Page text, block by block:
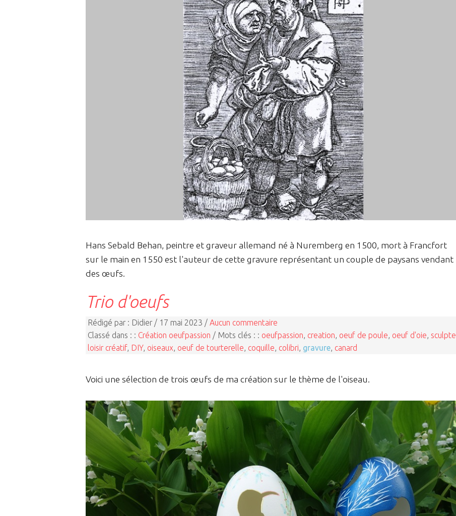
Hans Sebald Behan, peintre et graveur allemand né à Nuremberg en 1500, mort à Francfort
sur le main en 1550 est l'auteur de cette gravure représentant un couple de paysans vendant
des œufs.
Trio d'oeufs
Rédigé par : Didier / 17 mai 2023 / Aucun commentaire
Classé dans : : Création oeufpassion / Mots clés : : oeufpassion, creation, oeuf de poule, oeuf d'oie, sculpte
loisir créatif, DIY, oiseaux, oeuf de tourterelle, coquille, colibri, gravure, canard
Voici une sélection de trois œufs de ma création sur le thème de l'oiseau.